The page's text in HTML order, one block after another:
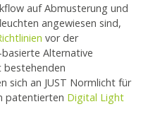
auf Abmusterung und
angewiesen sind,
vor der
Alternative
bestehenden
sich an JUST Normlicht für
patentierten Digital Light